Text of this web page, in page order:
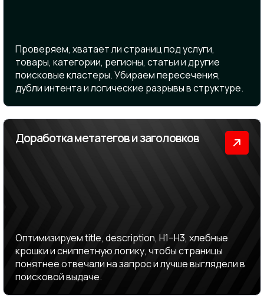
Проверяем, хватает ли страниц под услуги,
товары, категории, регионы, статьи и другие
поисковые кластеры. Убираем пересечения,
дубли интента и логические разрывы в структуре.
Доработка метатегов и заголовков
Оптимизируем title, description, H1–H3, хлебные
крошки и сниппетную логику, чтобы страницы
понятнее отвечали на запрос и лучше выглядели в
поисковой выдаче.